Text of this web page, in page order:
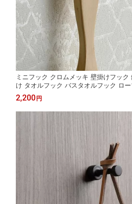
ミニフック クロムメッキ 壁掛けフッ
け タオルフック バスタオルフック ロ
オル バスタオル シンプル モダン おし
バスルーム お風呂 ステンレス 夏セール
2,200 円